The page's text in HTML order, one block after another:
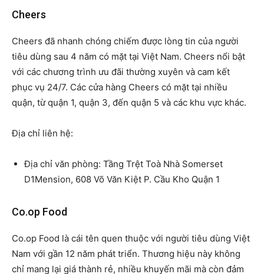
Cheers
Cheers đã nhanh chóng chiếm được lòng tin của người
tiêu dùng sau 4 năm có mặt tại Việt Nam. Cheers nổi bật
với các chương trình ưu đãi thường xuyên và cam kết
phục vụ 24/7. Các cửa hàng Cheers có mặt tại nhiều
quận, từ quận 1, quận 3, đến quận 5 và các khu vực khác.
Địa chỉ liên hệ:
Địa chỉ văn phòng: Tầng Trệt Toà Nhà Somerset
D1Mension, 608 Võ Văn Kiệt P. Cầu Kho Quận 1
Co.op Food
Co.op Food là cái tên quen thuộc với người tiêu dùng Việt
Nam với gần 12 năm phát triển. Thương hiệu này không
chỉ mang lại giá thành rẻ, nhiều khuyến mãi mà còn đảm